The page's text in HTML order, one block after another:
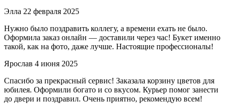
Элла 22 февраля 2025
Нужно было поздравить коллегу, а времени ехать не было.
Оформила заказ онлайн — доставили через час! Букет именно
такой, как на фото, даже лучше. Настоящие профессионалы!
Ярослав 4 июня 2025
Спасибо за прекрасный сервис! Заказала корзину цветов для
юбилея. Оформили богато и со вкусом. Курьер помог занести
до двери и поздравил. Очень приятно, рекомендую всем!